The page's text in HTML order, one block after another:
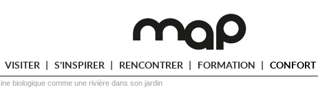
VISITER S'INSPIRER RENCONTRER FORMATION
biologique comme une rivière dans son jardin